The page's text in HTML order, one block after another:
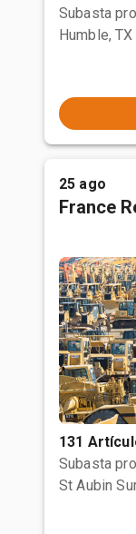
Subasta
Humble, TX
25 ago
France
131
Subasta
St Aubin